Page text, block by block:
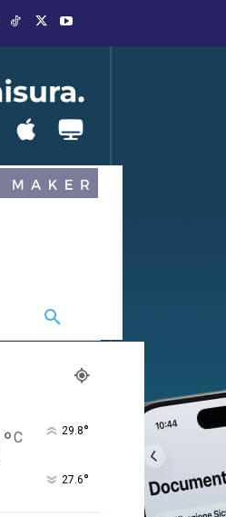
°C 29.8°
27.6°